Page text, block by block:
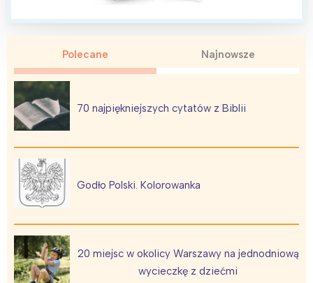
Polecane Najnowsze
70 najpiękniejszych cytatów z Biblii
Godło Polski. Kolorowanka
20 miejsc w okolicy Warszawy na jednodniową
wycieczkę z dziećmi